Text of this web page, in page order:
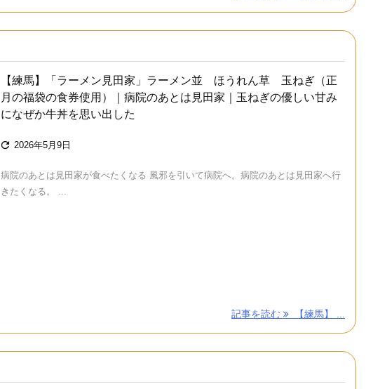
【練馬】「ラーメン見田家」ラーメン並 ほうれん草 玉ねぎ（正
月の福袋の食券使用）｜病院のあとは見田家｜玉ねぎの優しい甘み
になぜか牛丼を思い出した
 2026年5月9日
病院のあとは見田家が食べたくなる 風邪を引いて病院へ。病院のあとは見田家へ行
きたくなる。 ...
記事を読む 【練馬】 ...